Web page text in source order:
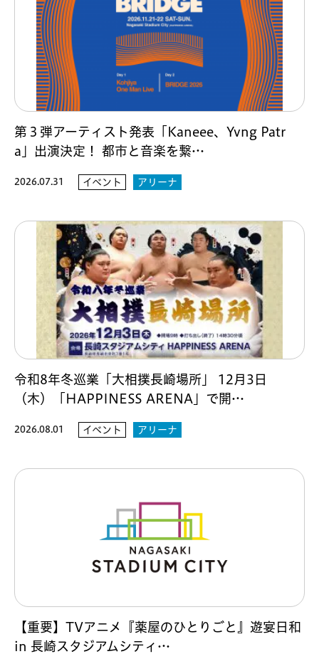
第３弾アーティスト発表「Kaneee、Yvng Patr
a」出演決定！ 都市と音楽を繋…
2026.07.31 イベント アリーナ
令和8年冬巡業「大相撲長崎場所」 12月3日
（木）「HAPPINESS ARENA」で開…
2026.08.01 イベント アリーナ
【重要】TVアニメ『薬屋のひとりごと』遊宴日和
in 長崎スタジアムシティ…